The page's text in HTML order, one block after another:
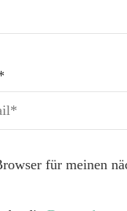
für meinen